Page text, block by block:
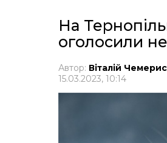
На
оголосили
Автор: Віталій Чемерис
15.03.2023, 10:14